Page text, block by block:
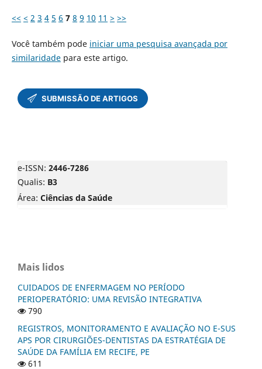
<< < 2 3 4 5 6 7 8 9 10 11 > >>
Você também pode iniciar uma pesquisa avançada por
similaridadepara este artigo.
e-ISSN: 2446-7286
Qualis: B3
Área: Ciências da Saúde
Mais lidos
CUIDADOS DE ENFERMAGEM NO PERÍODO
PERIOPERATÓRIO: UMA REVISÃO INTEGRATIVA
790
REGISTROS, MONITORAMENTO E AVALIAÇÃO NO E-SUS
APS POR CIRURGIÕES-DENTISTAS DA ESTRATÉGIA DE
SAÚDE DA FAMÍLIA EM RECIFE, PE
611